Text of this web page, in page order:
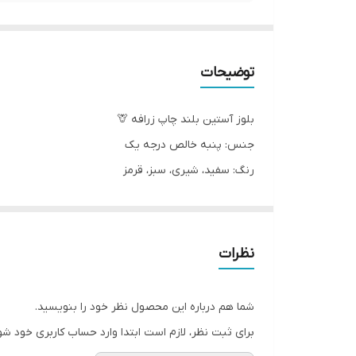
توضیحات
بلوز آستین بلند چاپ زرافه 🦒
جنس: پنبه خالص درجه یک
رنگ: سفید، شیری، سبز، قرمز
نظرات
شما هم درباره این محصول نظر خود را بنویسید.
برای ثبت نظر، لازم است ابتدا وارد حساب کاربری خود